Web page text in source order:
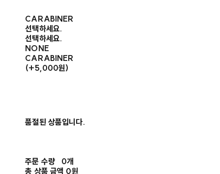
CARABINER
선택하세요.
선택하세요.
NONE
CARABINER
(+5,000원)
품절된 상품입니다.
주문 수량
0개
총 상품 금액 0원